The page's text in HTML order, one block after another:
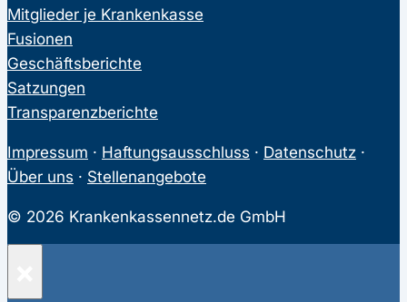
Mitglieder je Krankenkasse
Fusionen
Geschäftsberichte
Satzungen
Transparenzberichte
Impressum · Haftungsausschluss · Datenschutz ·
Über uns · Stellenangebote
© 2026 Krankenkassennetz.de GmbH